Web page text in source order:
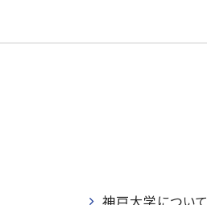
神戸大学について